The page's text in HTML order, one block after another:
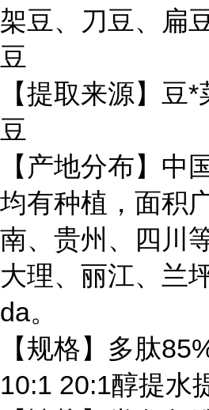
架豆、刀豆、扁
豆
【提取来源】豆
豆
【产地分布】中
均有种植，面积
南、贵州、四川
大理、丽江、兰
da。
【规格】多肽
10:1 20:1醇提水